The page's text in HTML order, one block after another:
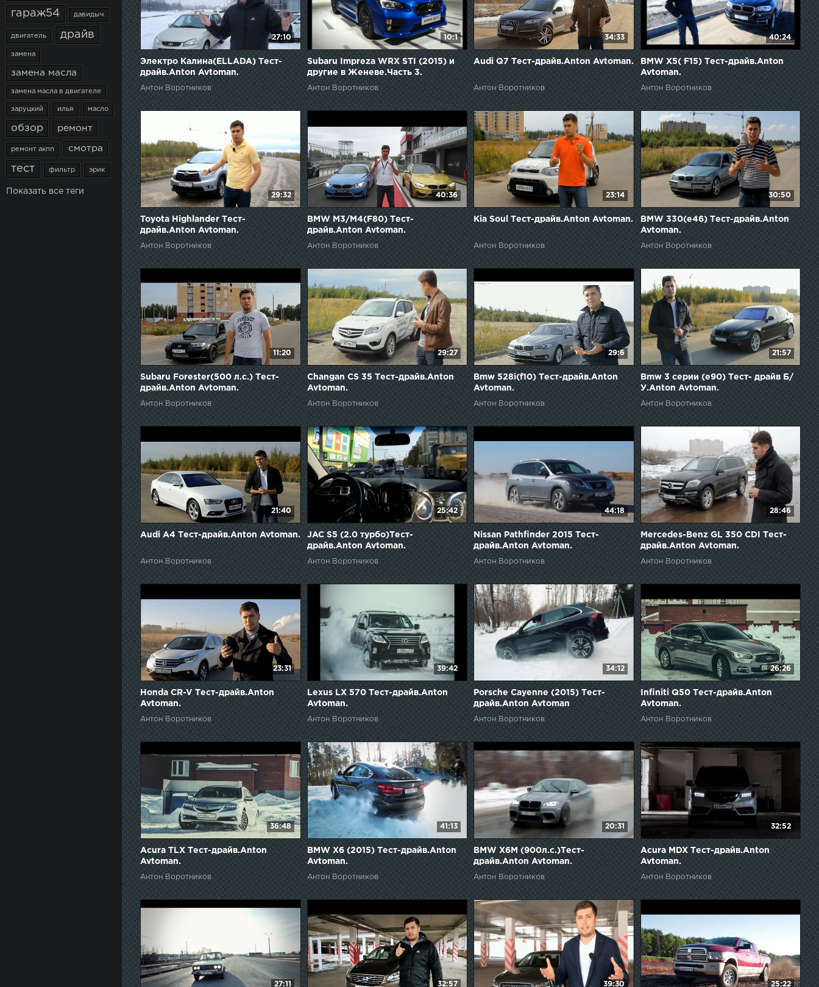
гараж54 давидыч
двигатель драйв
замена
замена масла
замена масла в двигателе
заруцкий илья масло
обзор ремонт
ремонт акпп смотра
тест фильтр эрик
Показать все теги
27:10
Электро Калина(ELLADA) Тест-
драйв.Anton Avtoman.
Антон Воротников
10:1
Subaru Impreza WRX STI (2015) и
другие в Женеве.Часть 3.
Антон Воротников
34:33
Audi Q7 Тест-драйв.Anton Avtoman.
Антон Воротников
40:24
BMW X5( F15) Тест-драйв.Anton
Avtoman.
Антон Воротников
29:32
Toyota Highlander Тест-
драйв.Anton Avtoman.
Антон Воротников
40:36
BMW M3/M4(F80) Тест-
драйв.Anton Avtoman.
Антон Воротников
23:14
Kia Soul Тест-драйв.Anton Avtoman.
Антон Воротников
30:50
BMW 330(e46) Тест-драйв.Anton
Avtoman.
Антон Воротников
11:20
Subaru Forester(500 л.с.) Тест-
драйв.Anton Avtoman.
Антон Воротников
29:27
Changan CS 35 Тест-драйв.Anton
Avtoman.
Антон Воротников
29:6
Bmw 528i(f10) Тест-драйв.Anton
Avtoman.
Антон Воротников
21:57
Bmw 3 серии (e90) Тест- драйв Б/
У.Anton Avtoman.
Антон Воротников
21:40
Audi A4 Тест-драйв.Anton Avtoman.
Антон Воротников
25:42
JAC S5 (2.0 турбо)Тест-
драйв.Anton Avtoman.
Антон Воротников
44:18
Nissan Pathfinder 2015 Тест-
драйв.Anton Avtoman.
Антон Воротников
28:46
Mercedes-Benz GL 350 CDI Тест-
драйв.Anton Avtoman.
Антон Воротников
23:31
Honda CR-V Тест-драйв.Anton
Avtoman.
Антон Воротников
39:42
Lexus LX 570 Тест-драйв.Anton
Avtoman.
Антон Воротников
34:12
Porsche Cayenne (2015) Тест-
драйв.Anton Avtoman
Антон Воротников
26:26
Infiniti Q50 Тест-драйв.Anton
Avtoman.
Антон Воротников
36:48
Acura TLX Тест-драйв.Anton
Avtoman.
Антон Воротников
41:13
BMW X6 (2015) Тест-драйв.Anton
Avtoman.
Антон Воротников
20:31
BMW X6M (900л.с.)Тест-
драйв.Anton Avtoman.
Антон Воротников
32:52
Acura MDX Тест-драйв.Anton
Avtoman.
Антон Воротников
27:11 32:57 39:30 25:22